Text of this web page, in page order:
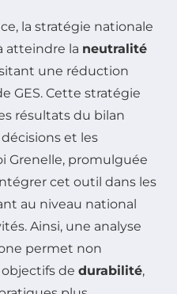
la stratégie nationale
atteindre la neutralité
une réduction
GES. Cette stratégie
résultats du bilan
et les
Grenelle, promulguée
cet outil dans les
au niveau national
Ainsi, une analyse
permet non
de durabilité,